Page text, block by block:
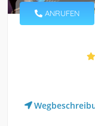
ANRUFEN